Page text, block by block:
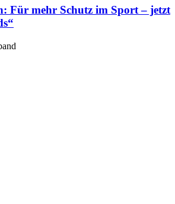
Für mehr Schutz im Sport – jetzt